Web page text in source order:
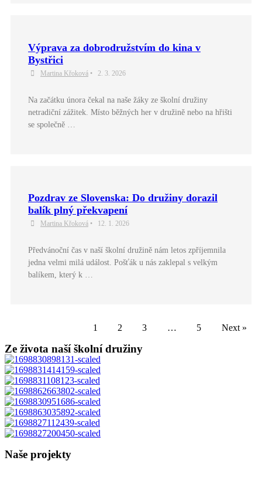
Výprava za dobrodružstvím do kina v
Bystřici
Martina Křoková • 2. 3. 2026
Na začátku února čekal na naše žáky ze školní družiny
netradiční zážitek. Místo běžných her v družině nebo na hřišti
se společně …
Pozdrav ze Slovenska: Do družiny dorazil
balík plný překvapení
Martina Křoková • 12. 1. 2026
Předvánoční čas v naší školní družině nám letos zpříjemnila
jedna velmi milá událost. Pošťák u nás zaklepal s velkým
balíkem, který k …
1 2 3 … 5 Next »
Ze života naší školní družiny
Naše projekty